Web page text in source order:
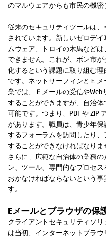
のマルウェアからも市民の機密
従来のセキュリティツールは、
されています。新しいゼロデ
ムウェア、トロイの木馬など
できません。これが、ボン市
化するという課題に取り組む
です。ネットサーフィンとＥ
業では、Ｅメールの受信や
することができますが、自治
可能です。つまり、PDF や ZIP
があります。職員は、青少年
するフォーラムを訪問したり
することができなければなりま
さらに、広範な自治体の業務
ン、ツール、専門的なプロセ
おかなければならないという
す。
Eメールとブラウザの保
クライアントセキュリティソ
は当初、インターネットブラ